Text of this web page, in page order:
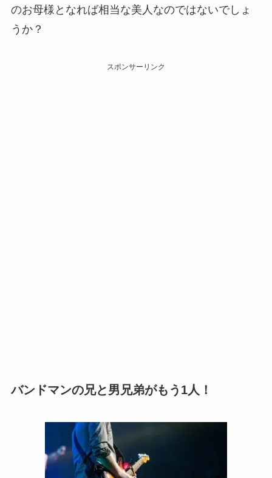
のお母様となれば相当な美人なのではないでしょ
うか？
スポンサーリンク
バンドマンの兄と男兄弟がもう1人！